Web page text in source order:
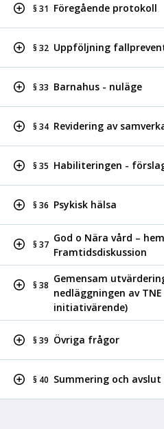
§ 31 Föregående protokoll
§ 32 Uppföljning
§ 33 Barnahus - nuläge
§ 34 Revidering av
§ 35 Habiliteringen -
§ 36 Psykisk hälsa
§ 37
God o Nära vård –
Framtidsdiskussion
§ 38
Gemensam
nedläggningen av
initiativärende)
§ 39 Övriga frågor
§ 40 Summering och avslut